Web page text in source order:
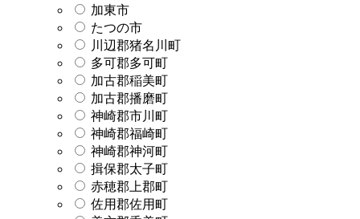
加東市
たつの市
川辺郡猪名川町
多可郡多可町
加古郡稲美町
加古郡播磨町
神崎郡市川町
神崎郡福崎町
神崎郡神河町
揖保郡太子町
赤穂郡上郡町
佐用郡佐用町